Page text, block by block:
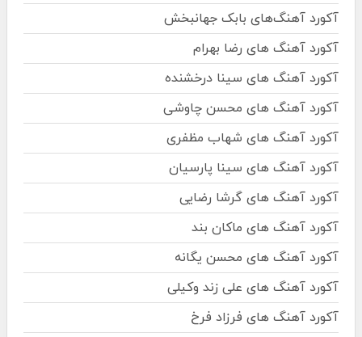
آکورد آهنگ‌های بابک جهانبخش
آکورد آهنگ های رضا بهرام
آکورد آهنگ های سینا درخشنده
آکورد آهنگ های محسن چاوشی
آکورد آهنگ های شهاب مظفری
آکورد آهنگ های سینا پارسیان
آکورد آهنگ های گرشا رضایی
آکورد آهنگ های ماکان بند
آکورد آهنگ های محسن یگانه
آکورد آهنگ های علی زند وکیلی
آکورد آهنگ های فرزاد فرخ